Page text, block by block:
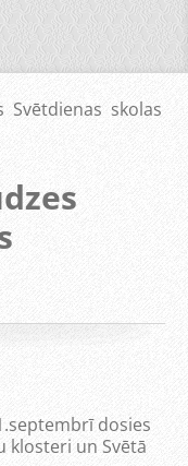
Svētdienas skolas
dosies
klosteri un Svētā